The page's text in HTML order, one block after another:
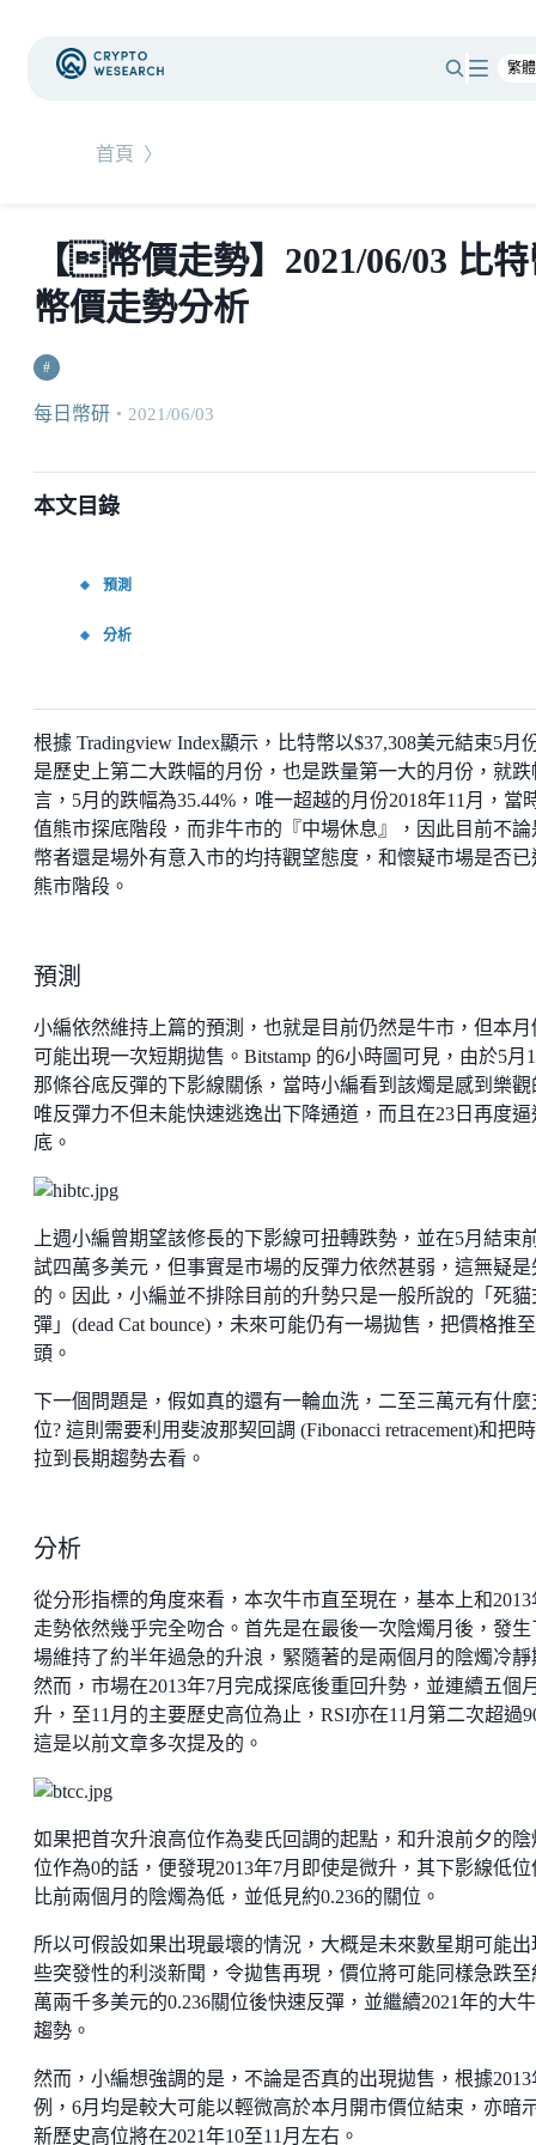
首頁 〉
【幣價走勢】2021/06/03 比
幣價走勢分析
#
每日幣研 ・ 2021/06/03
本文目錄
預測
分析
根據 Tradingview Index顯示，比特幣以$37,308美元結束5月
是歷史上第二大跌幅的月份，也是跌量第一大的月份，就跌
言，5月的跌幅為35.44%，唯一超越的月份2018年11月，當
值熊市探底階段，而非牛市的『中場休息』，因此目前不論
幣者還是場外有意入市的均持觀望態度，和懷疑市場是否已
熊市階段。
預測
小編依然維持上篇的預測，也就是目前仍然是牛市，但本月
可能出現一次短期拋售。Bitstamp 的6小時圖可見，由於5月
那條谷底反彈的下影線關係，當時小編看到該燭是感到樂觀
唯反彈力不但未能快速逃逸出下降通道，而且在23日再度逼
底。
上週小編曾期望該修長的下影線可扭轉跌勢，並在5月結束
試四萬多美元，但事實是市場的反彈力依然甚弱，這無疑是
的。因此，小編並不排除目前的升勢只是一般所說的「死貓
彈」(dead Cat bounce)，未來可能仍有一場拋售，把價格推
頭。
下一個問題是，假如真的還有一輪血洗，二至三萬元有什麼
位? 這則需要利用斐波那契回調 (Fibonacci retracement)和把
拉到長期趨勢去看。
分析
從分形指標的角度來看，本次牛市直至現在，基本上和2013
走勢依然幾乎完全吻合。首先是在最後一次陰燭月後，發生
場維持了約半年過急的升浪，緊隨著的是兩個月的陰燭冷靜
然而，市場在2013年7月完成探底後重回升勢，並連續五個
升，至11月的主要歷史高位為止，RSI亦在11月第二次超過
這是以前文章多次提及的。
如果把首次升浪高位作為斐氏回調的起點，和升浪前夕的陰
位作為0的話，便發現2013年7月即使是微升，其下影線低位
比前兩個月的陰燭為低，並低見約0.236的關位。
所以可假設如果出現最壞的情況，大概是未來數星期可能出
些突發性的利淡新聞，令拋售再現，價位將可能同樣急跌至
萬兩千多美元的0.236關位後快速反彈，並繼續2021年的大
趨勢。
然而，小編想強調的是，不論是否真的出現拋售，根據2013
例，6月均是較大可能以輕微高於本月開市價位結束，亦暗
新歷史高位將在2021年10至11月左右。